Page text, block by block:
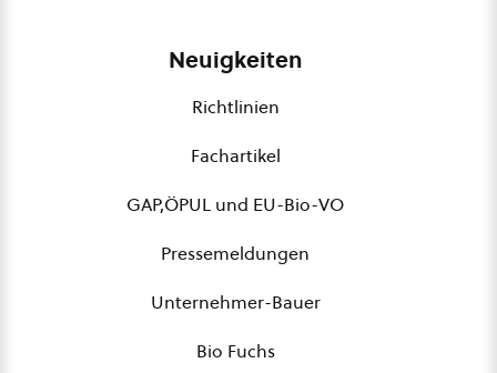
Neuigkeiten
Richtlinien
Fachartikel
GAP,ÖPUL und EU-Bio-VO
Pressemeldungen
Unternehmer-Bauer
Bio Fuchs